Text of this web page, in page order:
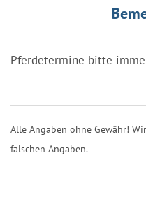
Pferdetermine bitte
Alle Angaben ohne Gewähr!
falschen Angaben.